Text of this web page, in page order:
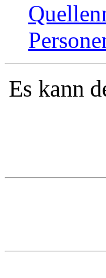
Es kann